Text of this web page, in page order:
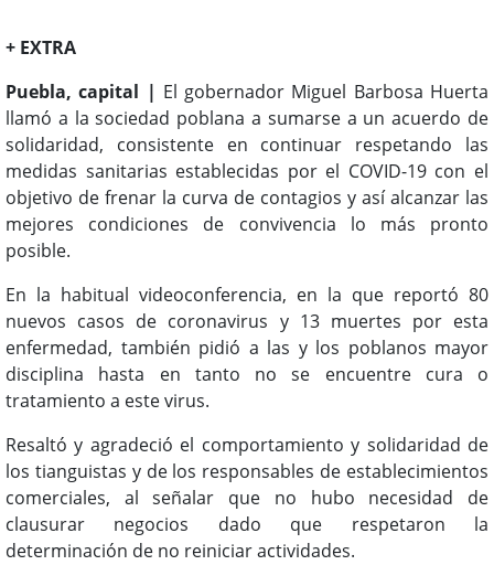
+ EXTRA
Puebla, capital | El gobernador Miguel Barbosa Huerta
llamó a la sociedad poblana a sumarse a un acuerdo de
solidaridad, consistente en continuar respetando las
medidas sanitarias establecidas por el COVID-19 con el
objetivo de frenar la curva de contagios y así alcanzar las
mejores condiciones de convivencia lo más pronto
posible.
En la habitual videoconferencia, en la que reportó 80
nuevos casos de coronavirus y 13 muertes por esta
enfermedad, también pidió a las y los poblanos mayor
disciplina hasta en tanto no se encuentre cura o
tratamiento a este virus.
Resaltó y agradeció el comportamiento y solidaridad de
los tianguistas y de los responsables de establecimientos
comerciales, al señalar que no hubo necesidad de
clausurar negocios dado que respetaron la
determinación de no reiniciar actividades.